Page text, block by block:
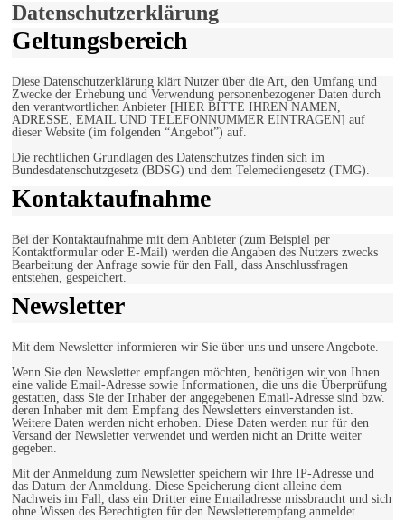
Datenschutzerklärung
Geltungsbereich
Diese Datenschutzerklärung klärt Nutzer über die Art, den Umfang und
Zwecke der Erhebung und Verwendung personenbezogener Daten durch
den verantwortlichen Anbieter [HIER BITTE IHREN NAMEN,
ADRESSE, EMAIL UND TELEFONNUMMER EINTRAGEN] auf
dieser Website (im folgenden “Angebot”) auf.
Die rechtlichen Grundlagen des Datenschutzes finden sich im
Bundesdatenschutzgesetz (BDSG) und dem Telemediengesetz (TMG).
Kontaktaufnahme
Bei der Kontaktaufnahme mit dem Anbieter (zum Beispiel per
Kontaktformular oder E-Mail) werden die Angaben des Nutzers zwecks
Bearbeitung der Anfrage sowie für den Fall, dass Anschlussfragen
entstehen, gespeichert.
Newsletter
Mit dem Newsletter informieren wir Sie über uns und unsere Angebote.
Wenn Sie den Newsletter empfangen möchten, benötigen wir von Ihnen
eine valide Email-Adresse sowie Informationen, die uns die Überprüfung
gestatten, dass Sie der Inhaber der angegebenen Email-Adresse sind bzw.
deren Inhaber mit dem Empfang des Newsletters einverstanden ist.
Weitere Daten werden nicht erhoben. Diese Daten werden nur für den
Versand der Newsletter verwendet und werden nicht an Dritte weiter
gegeben.
Mit der Anmeldung zum Newsletter speichern wir Ihre IP-Adresse und
das Datum der Anmeldung. Diese Speicherung dient alleine dem
Nachweis im Fall, dass ein Dritter eine Emailadresse missbraucht und sich
ohne Wissen des Berechtigten für den Newsletterempfang anmeldet.